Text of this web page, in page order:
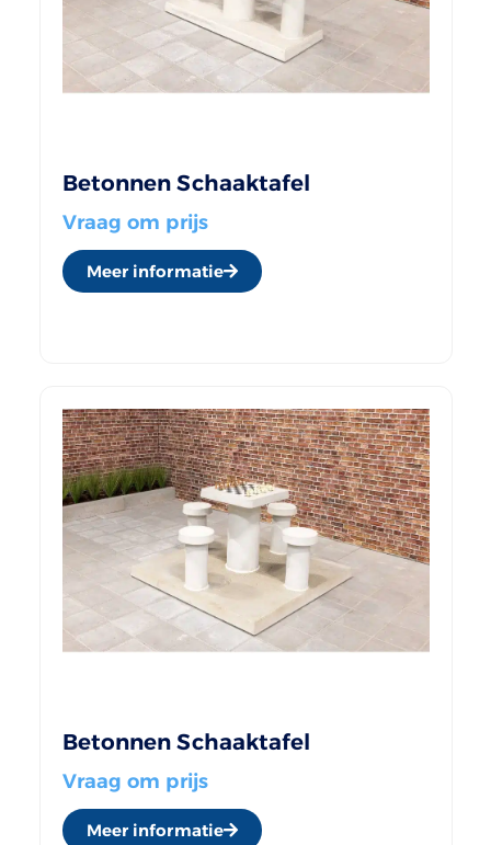
Betonnen Schaaktafel
Vraag om prijs
Meer informatie
Betonnen Schaaktafel
Vraag om prijs
Meer informatie